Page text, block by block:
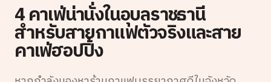
4 คาเฟ่น่านั่งในอุบลราชธานี
สำหรับสายกาแฟตัวจริงและสาย
คาเฟ่ฮอปปิ้ง